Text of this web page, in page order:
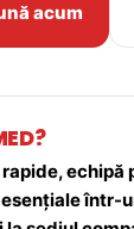
acum
echipă
într-